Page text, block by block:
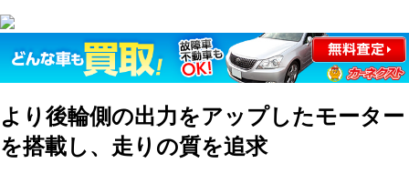
より後輪側の出力をアップしたモーター
を搭載し、走りの質を追求